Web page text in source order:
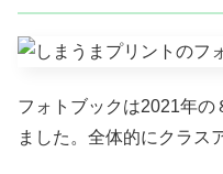
フォトブックは2021年
ました。全体的にクラス